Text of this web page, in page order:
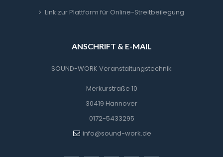
Link zur Plattform für Online-Streitbeilegung
ANSCHRIFT & E-MAIL
SOUND-WORK Veranstaltungstechnik
Merkurstraße 10
30419 Hannover
0172-5433295
info@sound-work.de